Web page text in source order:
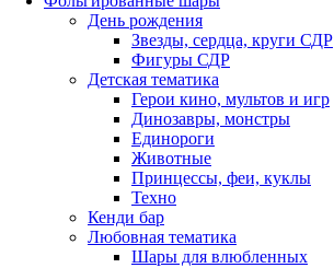
День рождения
Звезды, сердца, круги СДР
Фигуры СДР
Детская тематика
Герои кино, мультов и игр
Динозавры, монстры
Единороги
Животные
Принцессы, феи, куклы
Техно
Кенди бар
Любовная тематика
Шары для влюбленных